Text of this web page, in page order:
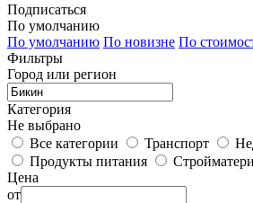
Подписаться
По умолчанию
По умолчанию По новизне По
Фильтры
Город или регион
Категория
Не выбрано
Все категории
Транспорт
Продукты питания
Цена
от